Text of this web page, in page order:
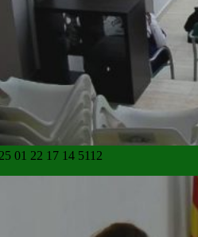
01 22 17 14 5112